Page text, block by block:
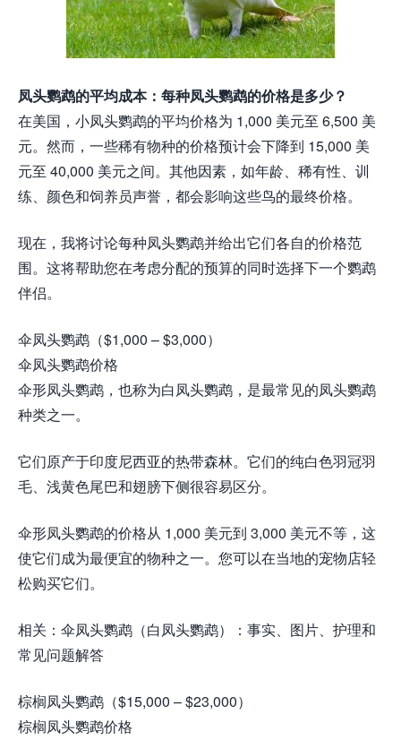
凤头鹦鹉的平均成本：每种凤头鹦鹉的价格是多少？
在美国，小凤头鹦鹉的平均价格为 1,000 美元至 6,500 美
元。然而，一些稀有物种的价格预计会下降到 15,000 美
元至 40,000 美元之间。其他因素，如年龄、稀有性、训
练、颜色和饲养员声誉，都会影响这些鸟的最终价格。
现在，我将讨论每种凤头鹦鹉并给出它们各自的价格范
围。这将帮助您在考虑分配的预算的同时选择下一个鹦鹉
伴侣。
伞凤头鹦鹉（$1,000 – $3,000）
伞凤头鹦鹉价格
伞形凤头鹦鹉，也称为白凤头鹦鹉，是最常见的凤头鹦鹉
种类之一。
它们原产于印度尼西亚的热带森林。它们的纯白色羽冠羽
毛、浅黄色尾巴和翅膀下侧很容易区分。
伞形凤头鹦鹉的价格从 1,000 美元到 3,000 美元不等，这
使它们成为最便宜的物种之一。您可以在当地的宠物店轻
松购买它们。
相关：伞凤头鹦鹉（白凤头鹦鹉）：事实、图片、护理和
常见问题解答
棕榈凤头鹦鹉（$15,000 – $23,000）
棕榈凤头鹦鹉价格